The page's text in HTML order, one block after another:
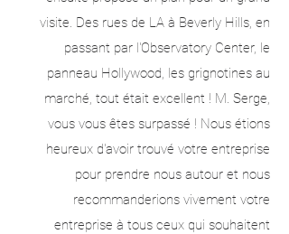
visite. Des rues de LA à Beverly Hills, en
passant par l'Observatory Center, le
panneau Hollywood, les grignotines au
marché, tout était excellent ! M. Serge,
vous vous êtes surpassé ! Nous étions
heureux d'avoir trouvé votre entreprise
pour prendre nous autour et nous
recommanderions vivement votre
entreprise à tous ceux qui souhaitent